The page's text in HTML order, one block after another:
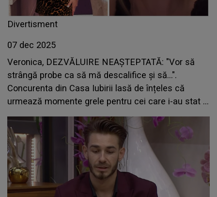
Divertisment
07 dec 2025
Veronica, DEZVĂLUIRE NEAȘTEPTATĂ: "Vor să
strângă probe ca să mă descalifice și să...".
Concurenta din Casa Iubirii lasă de înțeles că
urmează momente grele pentru cei care i-au stat în
cale, crezând că o pot controla: "Se fac singuri de
râs"